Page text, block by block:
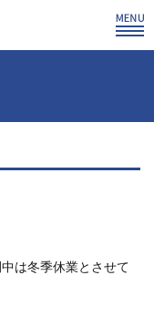
は冬季休業とさせて